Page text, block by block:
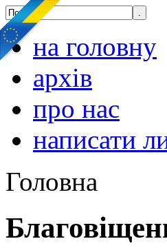
на головну
архів
про нас
написати
Головна